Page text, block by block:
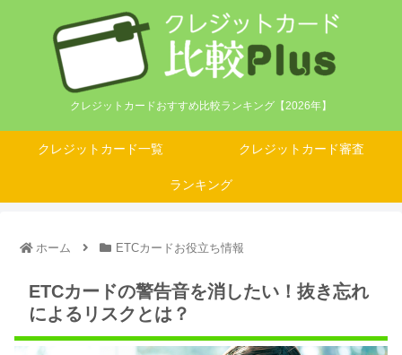
クレジットカードおすすめ比較ランキング【2026年】
クレジットカード一覧 クレジットカード審査
ランキング
ホーム ETCカードお役立ち情報
ETCカードの警告音を消したい！抜き忘れ
によるリスクとは？